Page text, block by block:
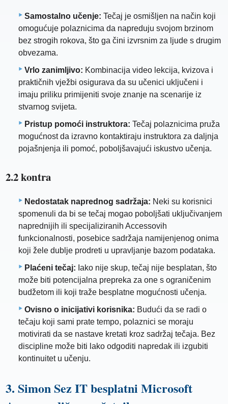
Samostalno učenje: Tečaj je osmišljen na način koji
omogućuje polaznicima da napreduju svojom brzinom
bez strogih rokova, što ga čini izvrsnim za ljude s drugim
obvezama.
Vrlo zanimljivo: Kombinacija video lekcija, kvizova i
praktičnih vježbi osigurava da su učenici uključeni i
imaju priliku primijeniti svoje znanje na scenarije iz
stvarnog svijeta.
Pristup pomoći instruktora: Tečaj polaznicima pruža
mogućnost da izravno kontaktiraju instruktora za daljnja
pojašnjenja ili pomoć, poboljšavajući iskustvo učenja.
2.2 kontra
Nedostatak naprednog sadržaja: Neki su korisnici
spomenuli da bi se tečaj mogao poboljšati uključivanjem
naprednijih ili specijaliziranih Accessovih
funkcionalnosti, posebice sadržaja namijenjenog onima
koji žele dublje prodreti u upravljanje bazom podataka.
Plaćeni tečaj: Iako nije skup, tečaj nije besplatan, što
može biti potencijalna prepreka za one s ograničenim
budžetom ili koji traže besplatne mogućnosti učenja.
Ovisno o inicijativi korisnika: Budući da se radi o
tečaju koji sami prate tempo, polaznici se moraju
motivirati da se nastave kretati kroz sadržaj tečaja. Bez
discipline može biti lako odgoditi napredak ili izgubiti
kontinuitet u učenju.
3. Simon Sez IT besplatni Microsoft